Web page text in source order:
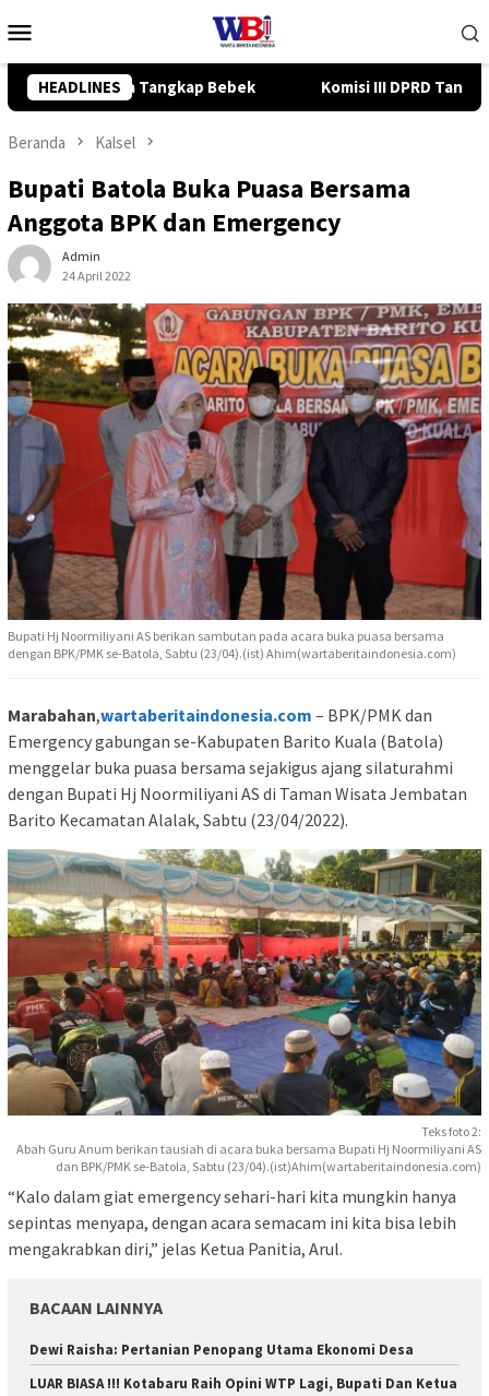
ke
Mobile
HEADLINES
III DPRD Tanah Bumbu Ajukan 5 Usulan Strategis ke BPJN
Beranda Kalsel
Bupati Batola Buka Puasa Bersama
Anggota BPK dan Emergency
Admin
24 April 2022
Bupati Hj Noormiliyani AS berikan sambutan pada acara buka puasa bersama
dengan BPK/PMK se-Batola, Sabtu (23/04).(ist) Ahim(wartaberitaindonesia.com)
Marabahan,wartaberitaindonesia.com – BPK/PMK dan
Emergency gabungan se-Kabupaten Barito Kuala (Batola)
menggelar buka puasa bersama sejakigus ajang silaturahmi
dengan Bupati Hj Noormiliyani AS di Taman Wisata Jembatan
Barito Kecamatan Alalak, Sabtu (23/04/2022).
Teks foto 2:
Abah Guru Anum berikan tausiah di acara buka bersama Bupati Hj Noormiliyani AS
dan BPK/PMK se-Batola, Sabtu (23/04).(ist)Ahim(wartaberitaindonesia.com)
“Kalo dalam giat emergency sehari-hari kita mungkin hanya
sepintas menyapa, dengan acara semacam ini kita bisa lebih
mengakrabkan diri,” jelas Ketua Panitia, Arul.
BACAAN LAINNYA
Dewi Raisha: Pertanian Penopang Utama Ekonomi Desa
LUAR BIASA !!! Kotabaru Raih Opini WTP Lagi, Bupati Dan Ketua